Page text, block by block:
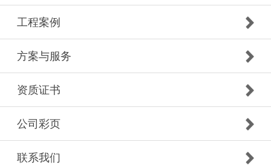
工程案例
方案与服务
资质证书
公司彩页
联系我们